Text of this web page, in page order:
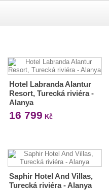
Hotel Labranda Alantur
Resort, Turecká riviéra -
Alanya
16 799 Kč
Saphir Hotel And Villas,
Turecká riviéra - Alanya